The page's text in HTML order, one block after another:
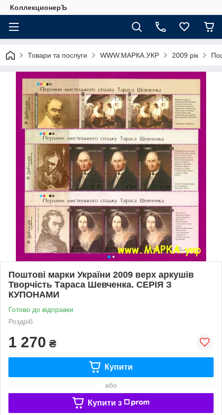
КоллекционерЪ
Товари та послуги WWW.МАРКА.УКР 2009 рік
Поштові марки України 2009 верх аркушів
Творчість Тараса Шевченка. СЕРІЯ З
КУПОНАМИ
Готово до відправки
Роздріб
1 270 ₴
Купити
або
Купити з